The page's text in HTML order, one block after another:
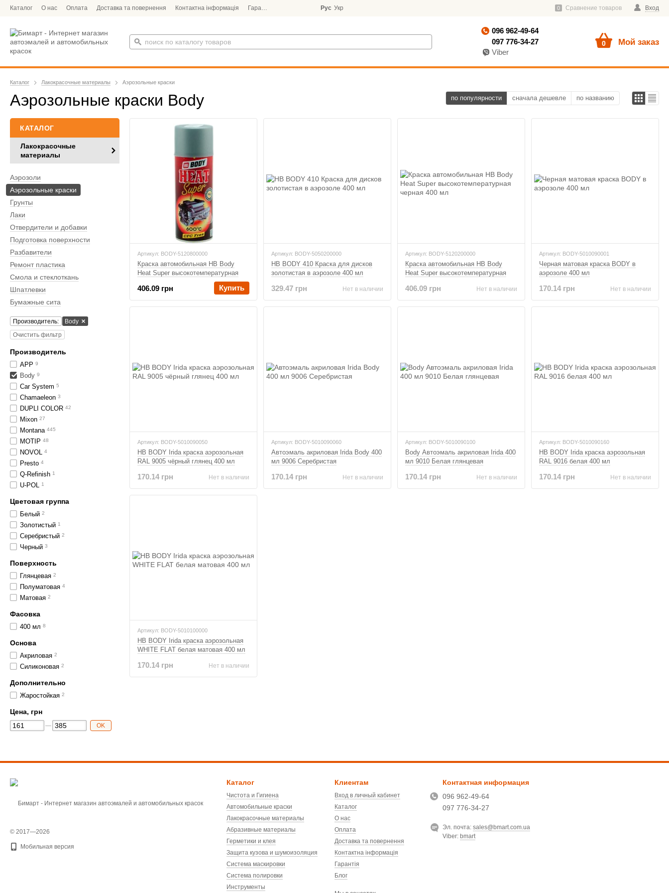
Каталог О нас Оплата Доставка та повернення Контактна інформація Гарантія Вход
0 Сравнение товаров
Рус Укр
096 962-49-64
097 776-34-27
Viber
0 Мой заказ
Каталог Лакокрасочные материалы Аэрозольные краски
Аэрозольные краски Body по популярности сначала дешевле по названию
Артикул: BODY-5120800000
Краска автомобильная HB Body
Heat Super высокотемпературная
406.09 грн Купить
Артикул: BODY-5050200000
HB BODY 410 Краска для дисков
золотистая в аэрозоле 400 мл
329.47 грн Нет в наличии
Артикул: BODY-5120200000
Краска автомобильная HB Body
Heat Super высокотемпературная
406.09 грн Нет в наличии
Артикул: BODY-5010090001
Черная матовая краска BODY в
аэрозоле 400 мл
170.14 грн Нет в наличии
Артикул: BODY-5010090050
HB BODY Irida краска аэрозольная
RAL 9005 чёрный глянец 400 мл
170.14 грн Нет в наличии
Артикул: BODY-5010090060
Автоэмаль акриловая Irida Body 400
мл 9006 Серебристая
170.14 грн Нет в наличии
Артикул: BODY-5010090100
Body Автоэмаль акриловая Irida 400
мл 9010 Белая глянцевая
170.14 грн Нет в наличии
Артикул: BODY-5010090160
HB BODY Irida краска аэрозольная
RAL 9016 белая 400 мл
170.14 грн Нет в наличии
Артикул: BODY-5010100000
HB BODY Irida краска аэрозольная
WHITE FLAT белая матовая 400 мл
170.14 грн Нет в наличии
КАТАЛОГ
Лакокрасочные
материалы
Аэрозоли
Аэрозольные краски
Грунты
Лаки
Отвердители и добавки
Подготовка поверхности
Разбавители
Ремонт пластика
Смола и стеклоткань
Шпатлевки
Бумажные сита
Производитель:
Body
Очистить фильтр
Производитель
APP 9
Body 9
Car System 5
Chamaeleon 3
DUPLI COLOR 42
Mixon 27
Montana 445
MOTIP 48
NOVOL 4
Presto 4
Q-Refinish 1
U-POL 1
Цветовая группа
Белый 2
Золотистый 1
Серебристый 2
Черный 3
Поверхность
Глянцевая 2
Полуматовая 4
Матовая 2
Фасовка
400 мл 8
Основа
Акриловая 2
Силиконовая 2
Дополнительно
Жаростойкая 2
Цена, грн
OK
© 2017—2026
Мобильная версия
Каталог
Чистота и Гигиена
Автомобильные краски
Лакокрасочные материалы
Абразивные материалы
Герметики и клея
Защита кузова и шумоизоляция
Система маскировки
Система полировки
Инструменты
Клиентам
Вход в личный кабинет
Каталог
О нас
Оплата
Доставка та повернення
Контактна інформація
Гарантія
Блог
Контактная информация
096 962-49-64
097 776-34-27
Эл. почта:sales@bmart.com.ua
Viber: bmart